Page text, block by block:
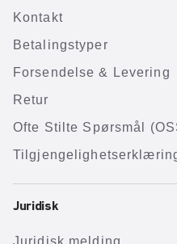
Kontakt
Betalingstyper
Forsendelse & Levering
Retur
Ofte Stilte Spørsmål
Juridisk
Juridisk melding